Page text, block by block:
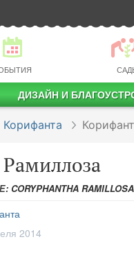
ДИЗАЙН И
Корифанта
RAMILLOSA
2014